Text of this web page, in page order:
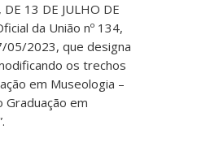
13 DE JULHO DE
da União nº 134,
05/2023, que designa
os trechos
em Museologia –
Graduação em